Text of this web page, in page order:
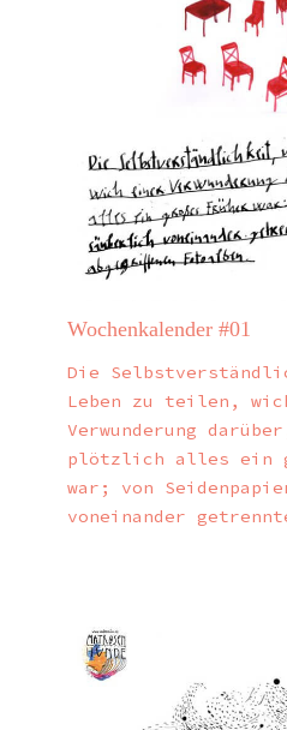
Wochenkalender #01
Die
Leben zu teilen,
Verwunderung
plötzlich alles ein
war; von
voneinander